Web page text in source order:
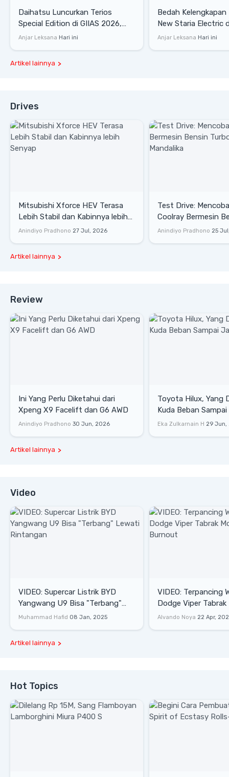
Daihatsu Luncurkan Terios
Special Edition di GIIAS 2026,
Stok Terbatas
Anjar Leksana Hari ini
Bedah Kelengkapan
New Staria Electric
yang Dikenalkan di
Anjar Leksana Hari ini
Artikel lainnya
Drives
Mitsubishi Xforce HEV Terasa
Lebih Stabil dan Kabinnya lebih
Senyap
Anindiyo Pradhono 27 Jul, 2026
Test Drive: Mencoba Geely
Coolray Bermesin
di Sirkuit Mandalika
Anindiyo Pradhono 25
Artikel lainnya
Review
Ini Yang Perlu Diketahui dari
Xpeng X9 Facelift dan G6 AWD
Anindiyo Pradhono 30 Jun, 2026
Toyota Hilux, Yang
Kuda Beban
Lifestyle
Eka Zulkarnain H 29 Jun,
Artikel lainnya
Video
VIDEO: Supercar Listrik BYD
Yangwang U9 Bisa "Terbang"
Lewati Rintangan
Muhammad Hafid 08 Jan, 2025
VIDEO: Terpancing
Dodge Viper Tabrak
Saat Burnout
Alvando Noya 22 Apr,
Artikel lainnya
Hot Topics